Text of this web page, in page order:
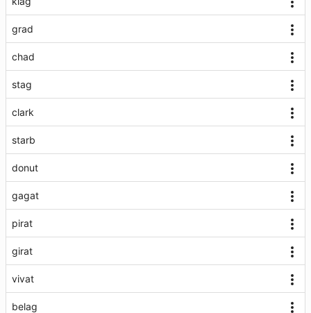
grad
chad
stag
clark
starb
donut
gagat
pirat
girat
vivat
belag